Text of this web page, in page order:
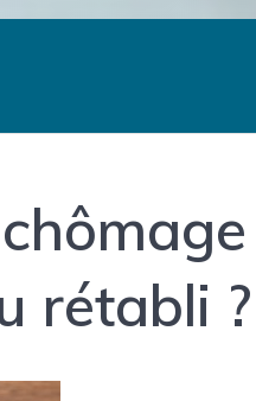
rétabli ?